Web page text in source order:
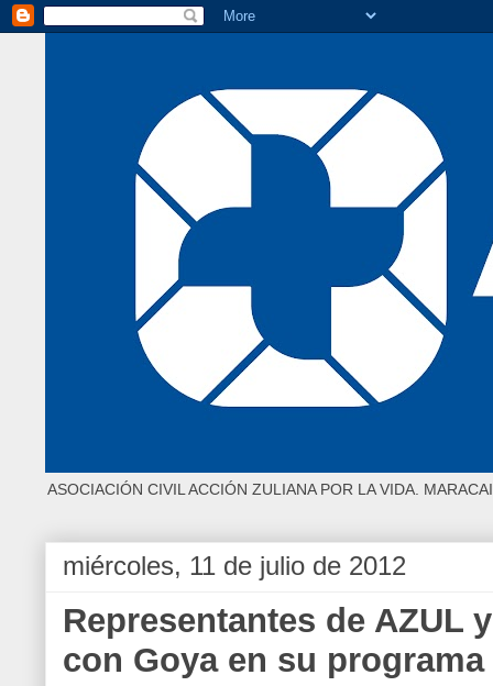
ASOCIACIÓN CIVIL ACCIÓN ZULIANA POR LA VIDA.
miércoles, 11 de julio de 2012
Representantes de AZUL
con Goya en su